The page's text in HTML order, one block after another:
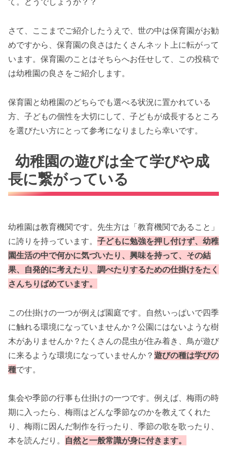
さて、ここまでご紹介したうえで、世の中は保育園がお勧
めですから、保育園の良さはたくさんネット上に転がって
います。保育園のことはそちらへお任せして、この投稿で
は幼稚園の良さをご紹介します。
保育園と幼稚園のどちらでも選べる状況に置かれている
方、子どもの個性を大切にして、子どもが成長するところ
を選びたい方にとって参考になりましたら幸いです。
幼稚園の遊びは全て学びや成
長に繋がっている
幼稚園は教育機関です。先生方は「教育機関であること」
に誇りを持っています。 子どもに勉強を押し付けず、幼稚
園生活の中で何かに気づいたり、興味を持って、その結
果、自発的に考えたり、調べたりするための仕掛けをたく
さんちりばめています。
この仕掛けの一つが例えば園庭です。自然いっぱいで四季
に触れる環境になっていませんか？公園にはないような樹
木がありませんか？たくさんの昆虫が住み着き、鳥が遊び
に来るような環境になっていませんか？ 遊びの種は学びの
種です。
集会や季節の行事も仕掛けの一つです。例えば、梅雨の時
期に入ったら、梅雨はどんな季節なのかを教えてくれた
り、梅雨に因んだ制作を行ったり、季節の歌を歌ったり、
本を読んだり。 自然と一般常識が身に付きます。